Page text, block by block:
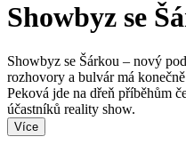
Showbyz se
Showbyz se Šárkou – nový
rozhovory a bulvár má
Peková jde na dřeň příběhům
účastníků reality show.
Více